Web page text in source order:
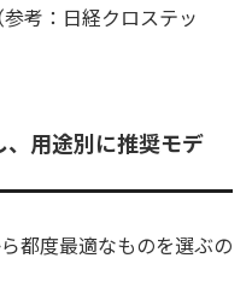
考：日経クロステッ
用途別に推奨モデ
都度最適なものを選ぶの